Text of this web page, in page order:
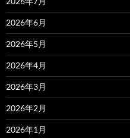
2026年6月
2026年5月
2026年4月
2026年3月
2026年2月
2026年1月